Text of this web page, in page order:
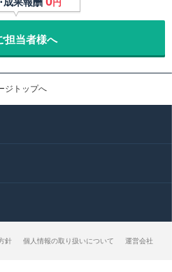
円
担当者様へ
ジトップへ
針 個人情報の取り扱いについて 運営会社